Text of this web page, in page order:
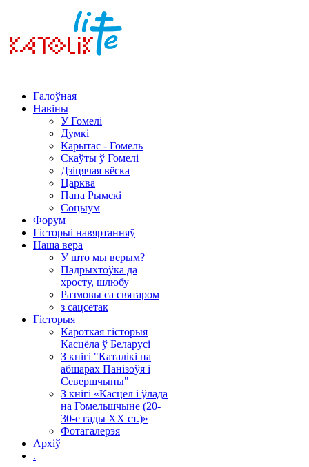
Галоўная
Навіны
У Гомелі
Думкі
Карытас - Гомель
Скаўты ў Гомелі
Дзіцячая вёска
Царква
Папа Рымскі
Соцыум
Форум
Гісторыі навяртанняў
Наша вера
У што мы верым?
Падрыхтоўка да
хросту, шлюбу
Размовы са святаром
з сацсетак
Гісторыя
Кароткая гісторыя
Касцёла ў Беларусі
З кнігі "Каталікі на
абшарах Панізоўя і
Севершчыны"
З кнігі «Касцел і ўлада
на Гомельшчыне (20-
30-е гады ХХ ст.)»
Фотагалерэя
Архіў
.